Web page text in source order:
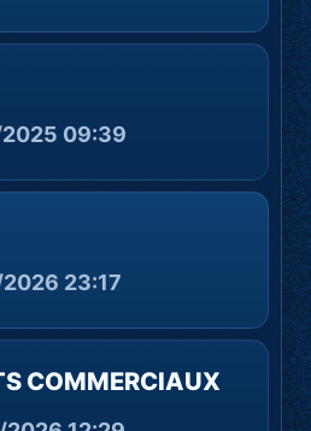
09:39
23:17
COMMERCIAUX